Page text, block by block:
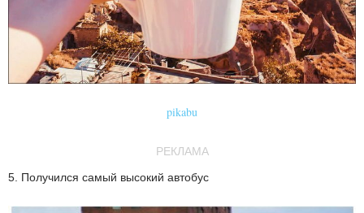
pikabu
РЕКЛАМА
5. Получился самый высокий автобус